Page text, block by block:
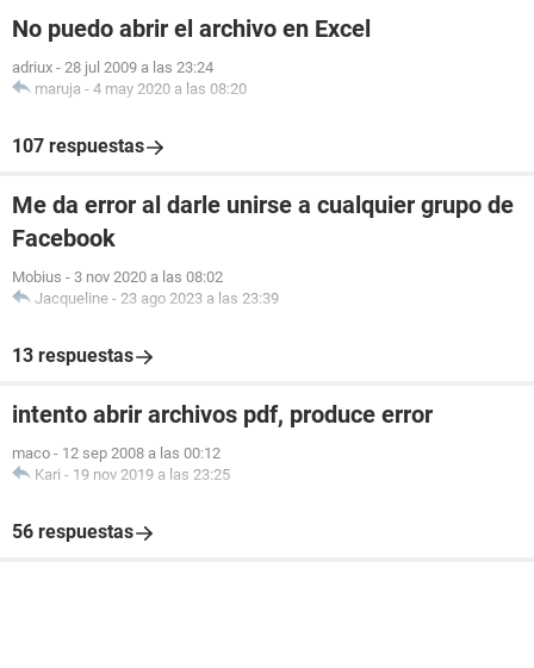
No puedo abrir el archivo en Excel
adriux - 28 jul 2009 a las 23:24
maruja - 4 may 2020 a las 08:20
107 respuestas
Me da error al darle unirse a cualquier grupo de
Facebook
Mobius - 3 nov 2020 a las 08:02
Jacqueline - 23 ago 2023 a las 23:39
13 respuestas
intento abrir archivos pdf, produce error
maco - 12 sep 2008 a las 00:12
Kari - 19 nov 2019 a las 23:25
56 respuestas